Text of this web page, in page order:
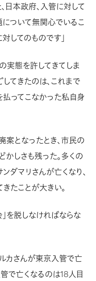
日本政府、入管に対して
について無関心でいるこ
してのものです」
実態を許してきてしま
てきたのは、これまで
ってこなかった私自身
となったとき、市民の
かしさも残った。多くの
ダマリさんが亡くなり、
たことが大きい。
を脱しなければならな
カさんが東京入管で亡
で亡くなるのは18人目